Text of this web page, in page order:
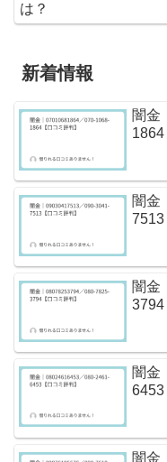
は？
新着情報
闇金
1864
闇金
7513
闇金
3794
闇金
6453
闇金